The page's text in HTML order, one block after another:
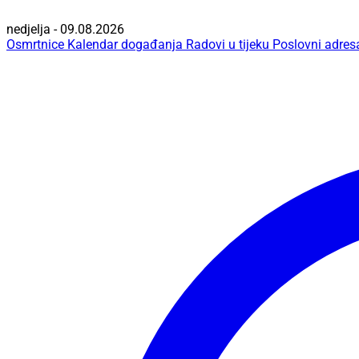
nedjelja - 09.08.2026
Osmrtnice Kalendar događanja Radovi u tijeku Poslovni